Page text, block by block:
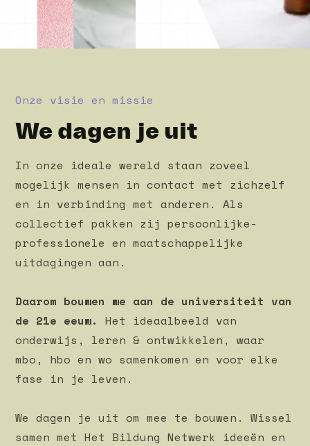
Onze visie en missie
We dagen je uit
In onze ideale wereld staan zoveel
mogelijk mensen in contact met zichzelf
en in verbinding met anderen. Als
collectief pakken zij persoonlijke-
professionele en maatschappelijke
uitdagingen aan.
Daarom bouwen we aan de universiteit van
de 21e eeuw. Het ideaalbeeld van
onderwijs, leren & ontwikkelen, waar
mbo, hbo en wo samenkomen en voor elke
fase in je leven.
We dagen je uit om mee te bouwen. Wissel
samen met Het Bildung Netwerk ideeën en